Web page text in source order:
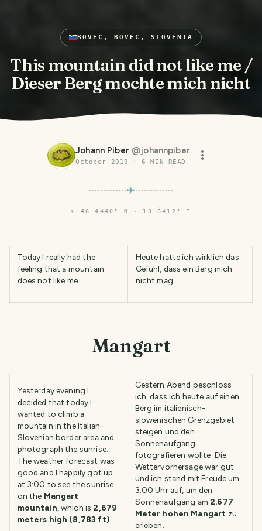
BOVEC, BOVEC, SLOVENIA
This mountain did not like me /
Dieser Berg mochte mich nicht
Johann Piber @johannpiber
October 2019 ·6 MIN READ
⌖ 46.4440° N · 13.6412° E
Today I really had the
feeling that a mountain
does not like me.
Heute hatte ich wirklich das
Gefühl, dass ein Berg mich
nicht mag.
Mangart
Yesterday evening I
decided that today I
wanted to climb a
mountain in the Italian-
Slovenian border area and
photograph the sunrise.
The weather forecast was
good and I happily got up
at 3:00 to see the sunrise
on the Mangart
mountain , which is2,679
meters high (8,783 ft)
Gestern Abend beschloss
ich, dass ich heute auf einen
Berg im italienisch-
slowenischen Grenzgebiet
steigen und den
Sonnenaufgang
fotografieren wollte. Die
Wettervorhersage war gut
und ich stand mit Freude um
3:00 Uhr auf, um den
Sonnenaufgang am2.677
Meter hohen Mangart zu
erleben.